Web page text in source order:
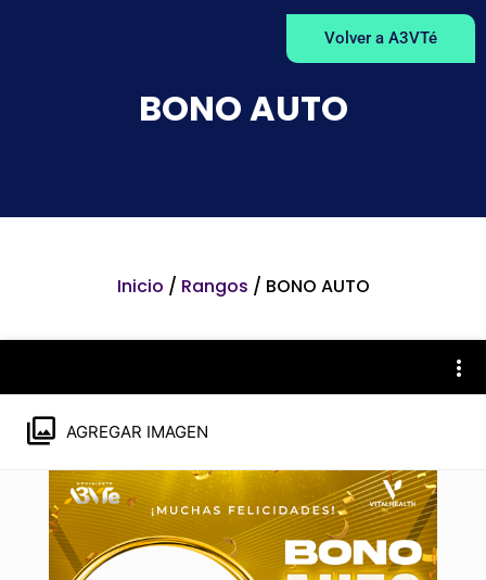
Volver a A3VTé
BONO AUTO
Inicio / Rangos / BONO AUTO
AGREGAR IMAGEN